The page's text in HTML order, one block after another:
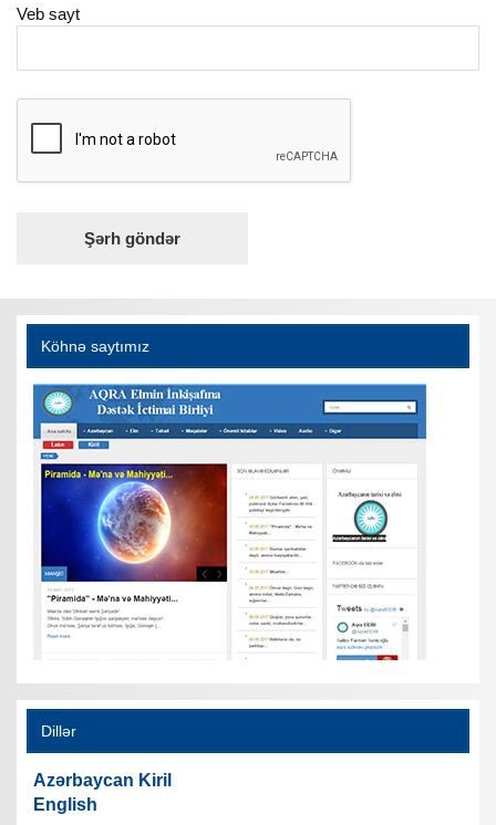
Veb sayt
Köhnə saytımız
Dillər
Azərbaycan Kiril
English